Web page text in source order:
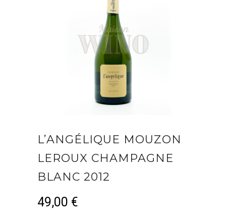
L’ANGÉLIQUE MOUZON
LEROUX CHAMPAGNE
BLANC 2012
49,00 €